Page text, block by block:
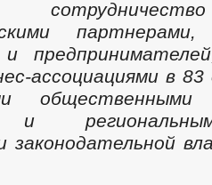
партнерами,
и
ассоциациями в
общественными
и
законодательной